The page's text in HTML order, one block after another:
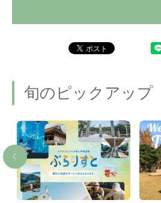
旬のピックアップ